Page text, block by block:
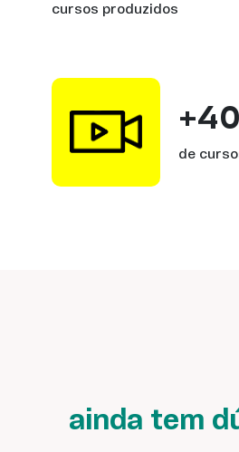
cursos produzidos
de
ainda tem